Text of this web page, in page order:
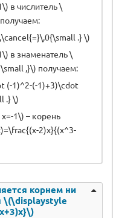
в числитель \
.} \)
в знаменатель \
,}\) получаем:
(-1)^2-(-1)+3)\cdot
.} \)
1\) – корень
2)x}{(x^3-
корнем ни
\(\displaystyle